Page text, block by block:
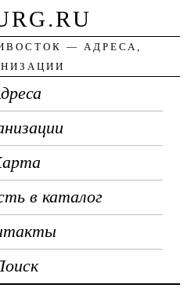
— АДРЕСА,
в каталог